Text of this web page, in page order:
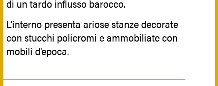
di un tardo influsso barocco.
L’interno presenta ariose stanze decorate
con stucchi policromi e ammobiliate con
mobili d’epoca.